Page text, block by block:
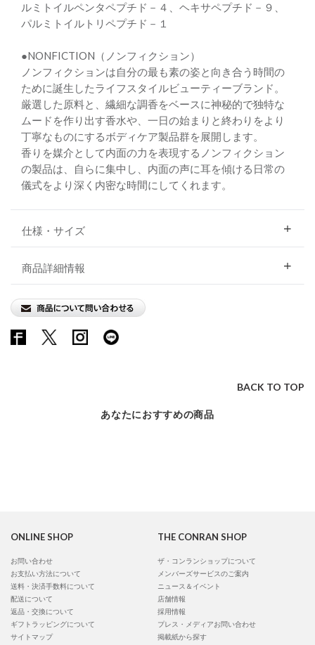
ルミトイルペンタペプチド－４、ヘキサペプチド－９、
パルミトイルトリペプチド－１
●NONFICTION（ノンフィクション）
ノンフィクションは自分の最も素の姿と向き合う時間の
ために誕生したライフスタイルビューティーブランド。
厳選した原料と、繊細な調香をベースに神秘的で独特な
ムードを作り出す香水や、一日の始まりと終わりをより
丁寧なものにするボディケア製品群を展開します。
香りを媒介として内面の力を表現するノンフィクション
の製品は、自らに集中し、内面の声に耳を傾ける日常の
儀式をより深く内密な時間にしてくれます。
仕様・サイズ
商品詳細情報
BACK TO TOP
あなたにおすすめの商品
ONLINE SHOP
お問い合わせ
お支払い方法について
送料・決済手数料について
配送について
返品・交換について
ギフトラッピングについて
サイトマップ
THE CONRAN SHOP
ザ・コンランショップについて
メンバーズサービスのご案内
ニュース＆イベント
店舗情報
採用情報
プレス・メディアお問い合わせ
掲載紙から探す